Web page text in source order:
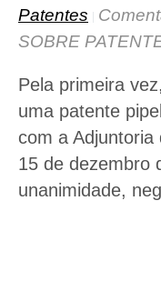
Patentes
SOBRE
Pela primeira
uma patente
com a
15 de dezembro
unanimidade,